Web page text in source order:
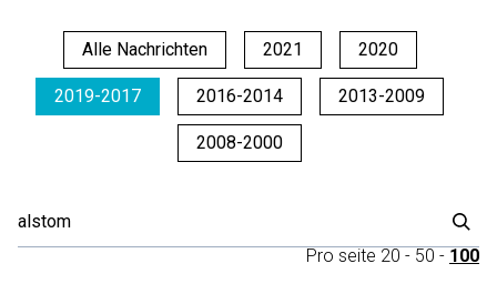
Alle Nachrichten 2021 2020
2019-2017 2016-2014 2013-2009
2008-2000
Pro seite 20 - 50 - 100